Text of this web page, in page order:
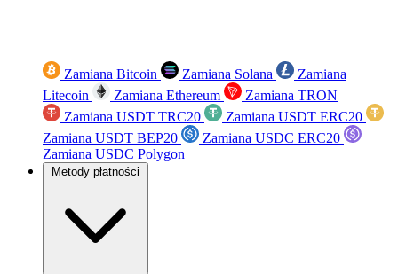
Zamiana Bitcoin Zamiana Solana
Zamiana
Litecoin
Zamiana Ethereum
Zamiana TRON
Zamiana USDT TRC20
Zamiana USDT ERC20
Zamiana USDT BEP20
Zamiana USDC ERC20
Zamiana USDC Polygon
Metody płatności